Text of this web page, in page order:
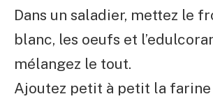
Dans un saladier, mettez le
blanc, les oeufs et
mélangez le tout.
Ajoutez petit à petit la farine